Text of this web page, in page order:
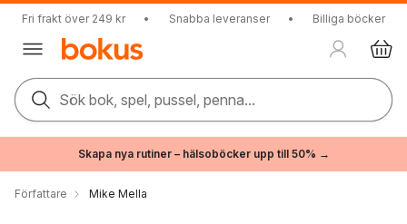
Fri frakt över 249 kr • Snabba leveranser • Billiga böcker
Sök bok, spel, pussel, penna...
Skapa nya rutiner – hälsoböcker upp till 50% →
Författare Mike Mella